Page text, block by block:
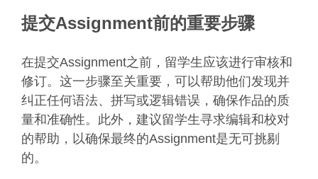
提交Assignment前的重要步骤
在提交Assignment之前，留学生应该进行审核和
修订。这一步骤至关重要，可以帮助他们发现并
纠正任何语法、拼写或逻辑错误，确保作品的质
量和准确性。此外，建议留学生寻求编辑和校对
的帮助，以确保最终的Assignment是无可挑剔
的。